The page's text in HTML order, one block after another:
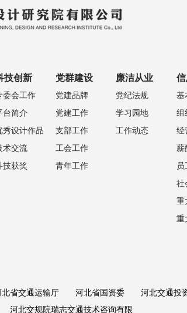
技创新
委会工作
台简介
秀设计作品
术交流
技获奖
党群建设
党建品牌
党建工作
支部工作
工会工作
青年工作
廉洁从业
党纪法规
学习园地
工作动态
基
组
经
薪
员
社
重
重
北省交通运输厅 河北省国资委 河北交通投
河北交规院瑞志交通技术咨询有限